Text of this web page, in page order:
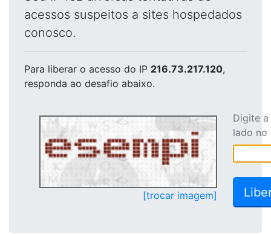
acessos suspeitos a sites hospedados
conosco.
Para liberar o acesso do IP 216.73.217.120,
responda ao desafio abaixo.
[trocar imagem]
Digite
lado no